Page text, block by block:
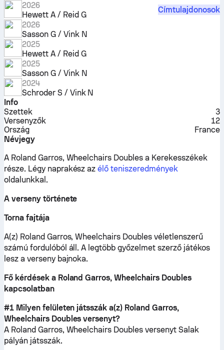
2026
Hewett A / Reid G
Címtulajdonosok
2026
Sasson G / Vink N
2025
Hewett A / Reid G
2025
Sasson G / Vink N
2024
Schroder S / Vink N
Info
Szettek
3
Versenyzők
12
Ország
France
Névjegy
A Roland Garros, Wheelchairs Doubles a Kerekesszékek
része. Légy naprakész azélő teniszeredmények
oldalunkkal.
A verseny története
Torna fajtája
A(z) Roland Garros, Wheelchairs Doubles véletlenszerű
számú fordulóból áll. A legtöbb győzelmet szerző játékos
lesz a verseny bajnoka.
Fő kérdések a Roland Garros, Wheelchairs Doubles
kapcsolatban
#1 Milyen felületen játsszák a(z) Roland Garros,
Wheelchairs Doubles versenyt?
A Roland Garros, Wheelchairs Doubles versenyt Salak
pályán játsszák.